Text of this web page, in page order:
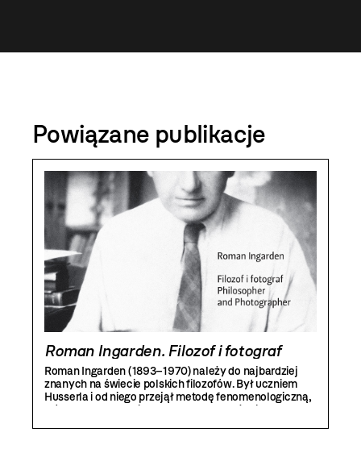
Powiązane publikacje
Roman Ingarden. Filozof i fotograf
Roman Ingarden (1893–1970) należy do najbardziej
znanych na świecie polskich filozofów. Był uczniem
Husserla i od niego przejął metodę fenomenologiczną,
którą konsekwentnie stosował w rozważaniach